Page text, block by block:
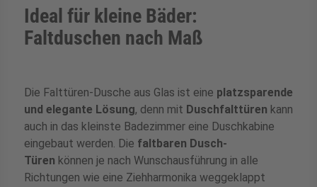
für Kategorie Zargen anzeigen
für Kategorie Angebote anzeigen
Ideal für kleine Bäder:
Faltduschen nach Maß
Die Falttüren-Dusche aus Glas ist eine platzsparende
und elegante Lösung, denn mit Duschfalttüren kann
auch in das kleinste Badezimmer eine Duschkabine
eingebaut werden. Die faltbaren Dusch-
Türen können je nach Wunschausführung in alle
Richtungen wie eine Ziehharmonika weggeklappt